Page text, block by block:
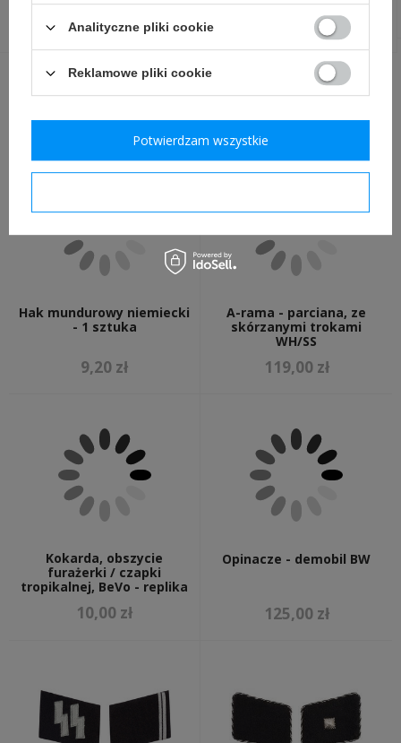
19,00 zł 69,00 zł
INNI Z TYM PRODUKTEM KUPILI
TAKŻE:
Hak mundurowy niemiecki
- 1 sztuka
9,20 zł
A-rama - parciana, ze
skórzanymi trokami
WH/SS
119,00 zł
Kokarda, obszycie
furażerki / czapki
tropikalnej, BeVo - replika
10,00 zł
Opinacze - demobil BW
125,00 zł
Analityczne pliki cookie
Reklamowe pliki cookie
Potwierdzam wszystkie